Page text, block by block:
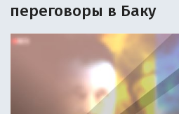
переговоры в Баку